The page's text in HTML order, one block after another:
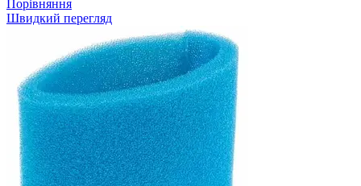
Порівняння
Швидкий перегляд